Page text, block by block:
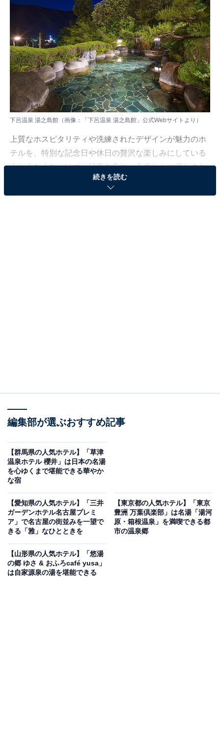
下呂温泉 湯之島館（画像： 「下呂温泉 湯之島館」公式Webサイト より）
上質なホスピタリティや洗練されたデザインが魅力のホ
テルを、特別な記念日や休日の贅沢な楽しみにしている
人も少なくないはず。日常を忘れ、心身ともに満たされ
る非日常の体験は、何物にも代えがたい時間ですよね。
しかし、近年では多様なコンセプトや高い人気をほこる
Amazonのセール商品から売れ筋ランキングまで、毎日のお買いも
のがもっと楽しく、もっとお得になる情報をお届け。編集部員によ
る独自レビューなど、ここでしか手に入らない情報も満載です。
※本記事で紹介している商品の購入やサービスの利用により、売上の一部が
オールアバウトに還元されることがあります。
続きを読む
編集部が選ぶおすすめ記事
【群馬県の人気ホテル】「草津
温泉ホテル 櫻井」は日本の名湯
を心ゆくまで堪能できる華やか
な宿
【愛知県の人気ホテル】「三井
ガーデンホテル名古屋プレミ
ア」で名古屋の街並みを一望で
きる「雅」なひとときを
【東京都の人気ホテル】「東京
豊洲 万葉倶楽部」は名湯「湯河
原・箱根温泉」を満喫できる都
市の温泉郷
【山形県の人気ホテル】「悠湯
の郷 ゆさ & おふろcafé yusa」
は自家源泉の湯を堪能できる